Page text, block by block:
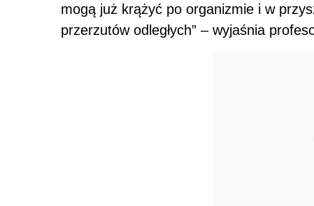
mogą już krążyć po organizmie i w
przerzutów odległych” – wyjaśnia